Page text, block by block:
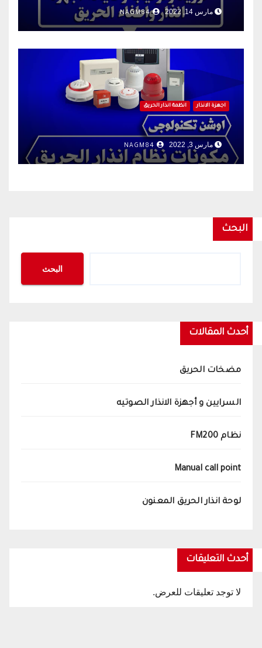
مارس 14, 2022 NAGM84
اجهزة الانذار انظمة انذار الحريق
مارس 3, 2022
البحث
البحث
أحدث المقالات
مضخات الحريق
السرايين و أجهزة الانذار الصوتيه
نظام FM200
Manual call point
لوحة انذار الحريق المعنون
أحدث التعليقات
لا توجد تعليقات للعرض.